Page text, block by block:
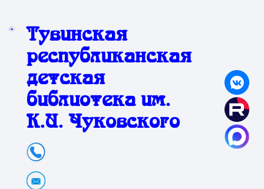
Тувинская
республиканская
детская
библиотека им.
К.И. Чуковского